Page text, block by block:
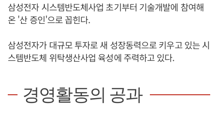
삼성전자 시스템반도체사업 초기부터 기술개발에 참여해
온 '산 증인'으로 꼽힌다.
삼성전자가 대규모 투자로 새 성장동력으로 키우고 있는 시
스템반도체 위탁생산사업 육성에 주력하고 있다.
경영활동의 공과